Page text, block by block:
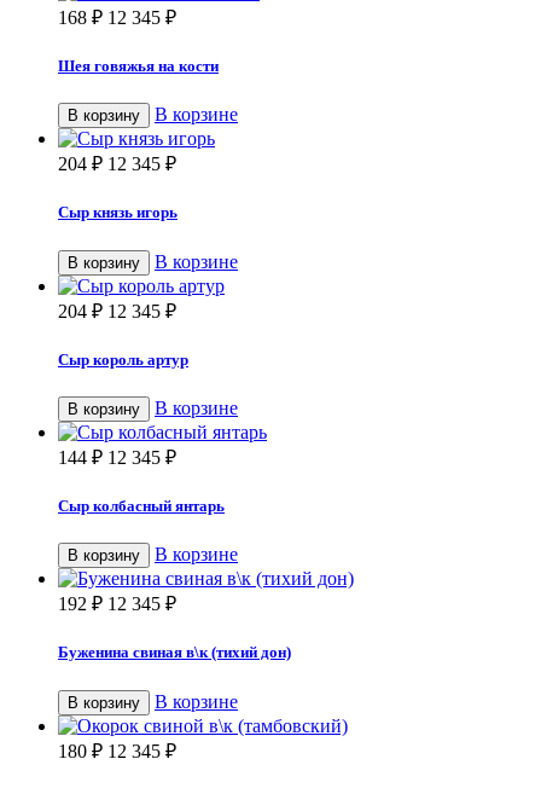
168 ₽ 12 345 ₽
Шея говяжья на кости
В корзину В корзине
204 ₽ 12 345 ₽
Сыр князь игорь
В корзину В корзине
204 ₽ 12 345 ₽
Сыр король артур
В корзину В корзине
144 ₽ 12 345 ₽
Сыр колбасный янтарь
В корзину В корзине
192 ₽ 12 345 ₽
Буженина свиная в\к (тихий дон)
В корзину В корзине
180 ₽ 12 345 ₽